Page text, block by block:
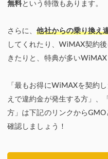
無料という特徴もあります。
さらに、他社からの乗り換え
してくれたり、WiMAX契約
きたりと、特典が多いWiMAX
「最もお得にWiMAXを契約
えで違約金が発生する方」、
方」は下記のリンクから
確認しましょう！